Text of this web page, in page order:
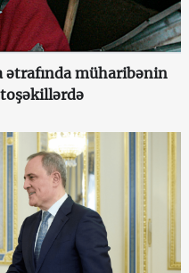
ətrafında müharibənin